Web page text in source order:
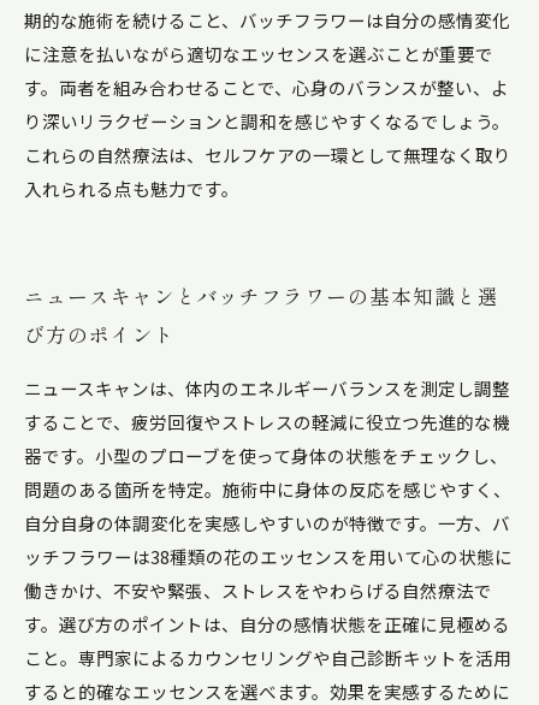
期的な施術を続けること、バッチフラワーは自分の感情変化
に注意を払いながら適切なエッセンスを選ぶことが重要で
す。両者を組み合わせることで、心身のバランスが整い、よ
り深いリラクゼーションと調和を感じやすくなるでしょう。
これらの自然療法は、セルフケアの一環として無理なく取り
入れられる点も魅力です。
ニュースキャンとバッチフラワーの基本知識と選
び方のポイント
ニュースキャンは、体内のエネルギーバランスを測定し調整
することで、疲労回復やストレスの軽減に役立つ先進的な機
器です。小型のプローブを使って身体の状態をチェックし、
問題のある箇所を特定。施術中に身体の反応を感じやすく、
自分自身の体調変化を実感しやすいのが特徴です。一方、バ
ッチフラワーは38種類の花のエッセンスを用いて心の状態に
働きかけ、不安や緊張、ストレスをやわらげる自然療法で
す。選び方のポイントは、自分の感情状態を正確に見極める
こと。専門家によるカウンセリングや自己診断キットを活用
すると的確なエッセンスを選べます。効果を実感するために